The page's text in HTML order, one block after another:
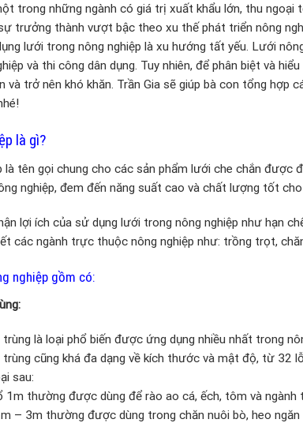
trong những ngành có giá trị xuất khẩu lớn, thu ngoại
trưởng thành vượt bậc theo xu thế phát triển nông
lưới trong nông nghiệp là xu hướng tất yếu. Lưới
và thi công dân dụng. Tuy nhiên, để phân biệt và
và trở nên khó khăn. Trần Gia sẽ giúp bà con tổng
là gì?
là tên gọi chung cho các sản phẩm lưới che chắn
nghiệp, đem đến năng suất cao và chất lượng tốt
lợi ích của sử dụng lưới trong nông nghiệp như hạn
các ngành trực thuộc nông nghiệp như: trồng trọt,
nghiệp gồm có:
là loại phổ biến được ứng dụng nhiều nhất trong
trùng cũng khá đa dạng về kích thước và mật độ, từ
sau:
1m thường được dùng để rào ao cá, ếch, tôm và ngành
– 3m thường được dùng trong chăn nuôi bò, heo